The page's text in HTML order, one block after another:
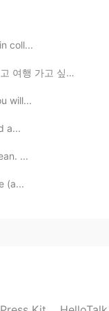
した。
coll...
고 싶어여 😩...
will...
a...
...
(a...